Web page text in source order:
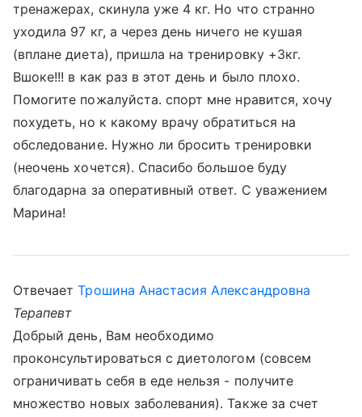
тренажерах, скинула уже 4 кг. Но что странно
уходила 97 кг, а через день ничего не кушая
(вплане диета), пришла на тренировку +3кг.
Вшоке!!! в как раз в этот день и было плохо.
Помогите пожалуйста. спорт мне нравится, хочу
похудеть, но к какому врачу обратиться на
обследование. Нужно ли бросить тренировки
(неочень хочется). Спасибо большое буду
благодарна за оперативный ответ. С уважением
Марина!
ОтвечаетТрошина Анастасия Александровна
Терапевт
Добрый день, Вам необходимо
проконсультироваться с диетологом (совсем
ограничивать себя в еде нельзя - получите
множество новых заболевания). Также за счет